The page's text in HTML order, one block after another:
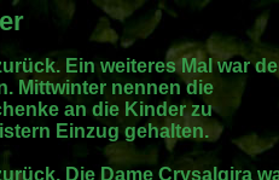
Ein weiteres Mal war
Mittwinter nennen die
an die Kinder zu
Einzug gehalten.
Die Dame Crysalgira